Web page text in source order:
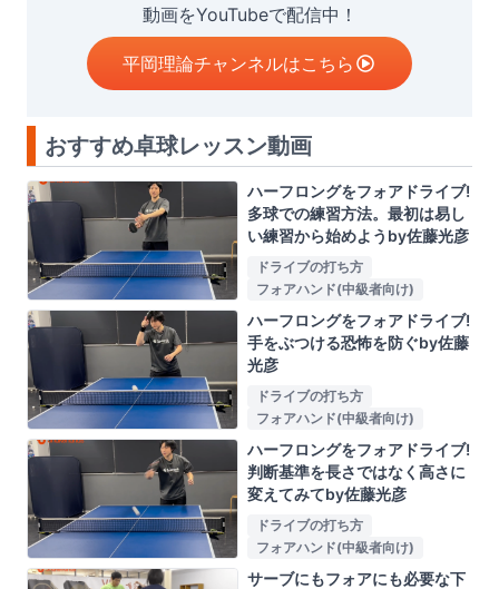
動画をYouTubeで配信中！
平岡理論チャンネルはこちら
おすすめ卓球レッスン動画
ハーフロングをフォアドライブ!
多球での練習方法。最初は易し
い練習から始めようby佐藤光彦
ドライブの打ち方
フォアハンド(中級者向け)
ハーフロングをフォアドライブ!
手をぶつける恐怖を防ぐby佐藤
光彦
ドライブの打ち方
フォアハンド(中級者向け)
ハーフロングをフォアドライブ!
判断基準を長さではなく高さに
変えてみてby佐藤光彦
ドライブの打ち方
フォアハンド(中級者向け)
サーブにもフォアにも必要な下